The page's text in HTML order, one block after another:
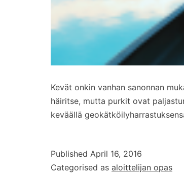
Kevät onkin vanhan sanonnan
häiritse, mutta purkit ovat
keväällä
Published April 16, 2016
Categorised as aloittelijan opas